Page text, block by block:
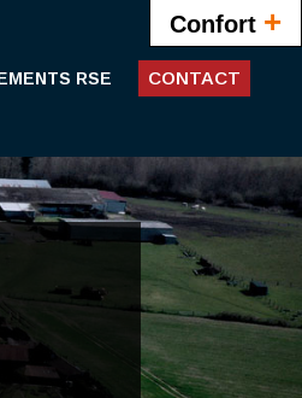
Confort +
RSE CONTACT